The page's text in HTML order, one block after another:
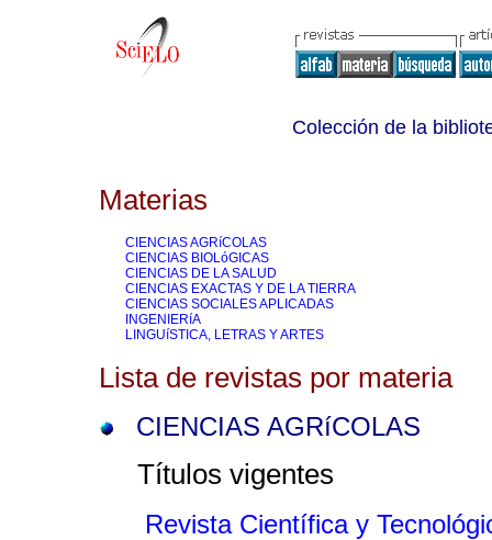
Colección de la
Materias
CIENCIAS AGRíCOLAS
CIENCIAS BIOLóGICAS
CIENCIAS DE LA SALUD
CIENCIAS EXACTAS Y DE LA TIERRA
CIENCIAS SOCIALES APLICADAS
INGENIERíA
LINGUíSTICA, LETRAS Y ARTES
Lista de revistas por materia
CIENCIAS AGRíCOLAS
Títulos vigentes
Revista Científica y